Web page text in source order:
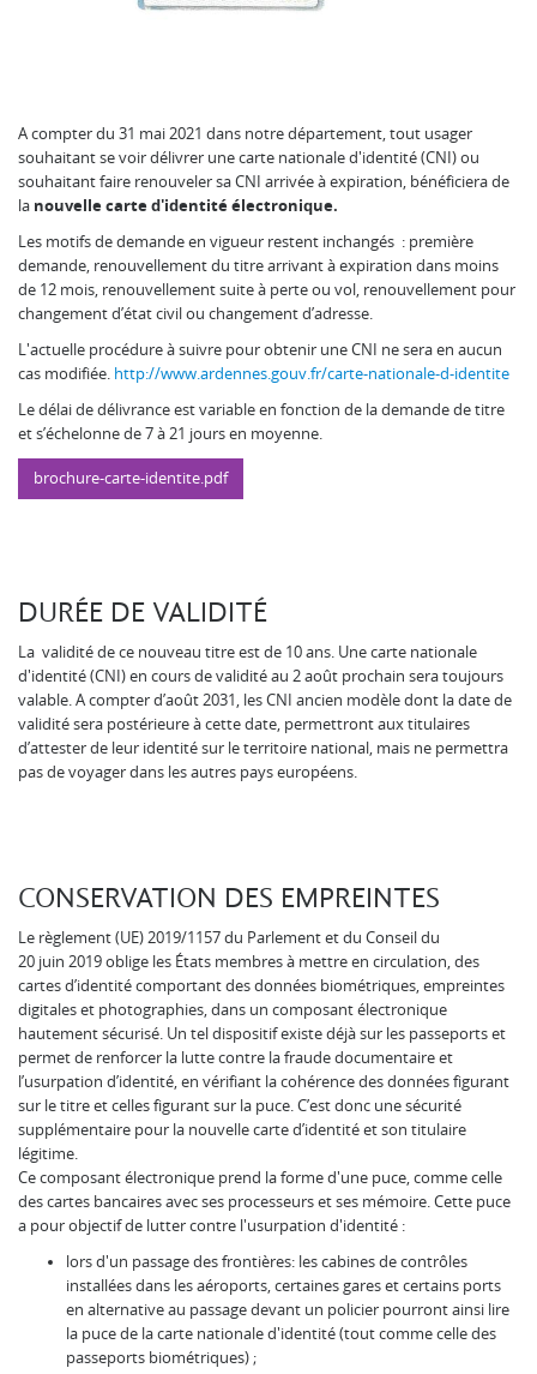
A compter du 31 mai 2021 dans notre département, tout usager
souhaitant se voir délivrer une carte nationale d'identité (CNI) ou
souhaitant faire renouveler sa CNI arrivée à expiration, bénéficiera de
la nouvelle carte d'identité électronique.
Les motifs de demande en vigueur restent inchangés : première
demande, renouvellement du titre arrivant à expiration dans moins
de 12 mois, renouvellement suite à perte ou vol, renouvellement pour
changement d’état civil ou changement d’adresse.
L'actuelle procédure à suivre pour obtenir une CNI ne sera en aucun
cas modifiée. http://www.ardennes.gouv.fr/carte-nationale-d-identite
Le délai de délivrance est variable en fonction de la demande de titre
et s’échelonne de 7 à 21 jours en moyenne.
brochure-carte-identite.pdf
DURÉE DE VALIDITÉ
La validité de ce nouveau titre est de 10 ans. Une carte nationale
d'identité (CNI) en cours de validité au 2 août prochain sera toujours
valable. A compter d’août 2031, les CNI ancien modèle dont la date de
validité sera postérieure à cette date, permettront aux titulaires
d’attester de leur identité sur le territoire national, mais ne permettra
pas de voyager dans les autres pays européens.
CONSERVATION DES EMPREINTES
Le règlement (UE) 2019/1157 du Parlement et du Conseil du
20 juin 2019 oblige les États membres à mettre en circulation, des
cartes d’identité comportant des données biométriques, empreintes
digitales et photographies, dans un composant électronique
hautement sécurisé. Un tel dispositif existe déjà sur les passeports et
permet de renforcer la lutte contre la fraude documentaire et
l’usurpation d’identité, en vérifiant la cohérence des données figurant
sur le titre et celles figurant sur la puce. C’est donc une sécurité
supplémentaire pour la nouvelle carte d’identité et son titulaire
légitime.
Ce composant électronique prend la forme d'une puce, comme celle
des cartes bancaires avec ses processeurs et ses mémoire. Cette puce
a pour objectif de lutter contre l'usurpation d'identité :
lors d'un passage des frontières: les cabines de contrôles
installées dans les aéroports, certaines gares et certains ports
en alternative au passage devant un policier pourront ainsi lire
la puce de la carte nationale d'identité (tout comme celle des
passeports biométriques) ;